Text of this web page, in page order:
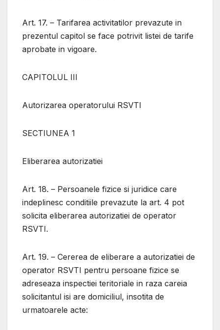
Art. 17. – Tarifarea activitatilor prevazute in
prezentul capitol se face potrivit listei de tarife
aprobate in vigoare.
CAPITOLUL III
Autorizarea operatorului RSVTI
SECTIUNEA 1
Eliberarea autorizatiei
Art. 18. – Persoanele fizice si juridice care
indeplinesc conditiile prevazute la art. 4 pot
solicita eliberarea autorizatiei de operator
RSVTI.
Art. 19. – Cererea de eliberare a autorizatiei de
operator RSVTI pentru persoane fizice se
adreseaza inspectiei teritoriale in raza careia
solicitantul isi are domiciliul, insotita de
urmatoarele acte: